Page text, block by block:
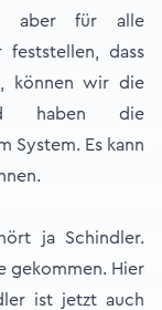
aber für alle
dass
können wir die
haben die
System. Es kann
ja Schindler.
gekommen. Hier
ist jetzt auch